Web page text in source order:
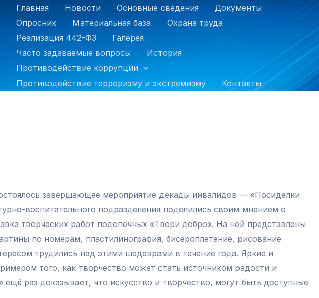
Главная Новости Основные сведения
Документы
Опросник
Материальная база
Охрана труда
Реализация 442-ФЗ
Галерея
Часто задаваемые вопросы
История
Противодействие коррупции
Противодействие терроризму и экстремизму
Контакты
завершающее мероприятие декады инвалидов — «Посиделки
воспитательного подразделения поделились своим мнением о
творческих работ подопечных «Твори добро». На ней представлены
по номерам, пластилинография, бисероплетение, рисование
трудились над этими шедеврами в течение года. Яркие и
того, как творчество может стать источником радости и
раз доказывает, что искусство и творчество, могут быть доступные